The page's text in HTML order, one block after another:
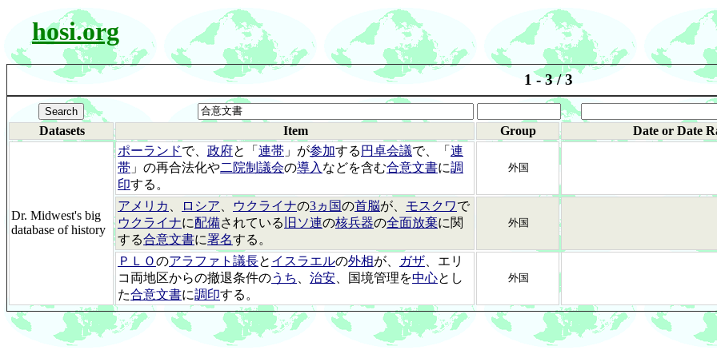
hosi.org
1 - 3 / 3
Datasets Item Group Date or Date
Dr. Midwest's big
database of history
ポーランドで、 政府と「 連帯 」が参加する 円卓会議で、「 連
帯 」の再合法化や二院制議会の導入 などを含む合意文書に調
印する。
外国
アメリカ ロシア ウクライナの3ヵ国の首脳が、 モスクワで
ウクライナに配備されている 旧ソ連の核兵器の全面放棄に関
する合意文書に署名する。
外国
ＰＬＯのアラファト議長と イスラエルの外相が、 ガザ 、エリ
コ両地区からの撤退条件のうち 治安 、国境管理を中心とし
た合意文書に調印する。
外国